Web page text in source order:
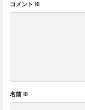
コメント ※
名前 ※